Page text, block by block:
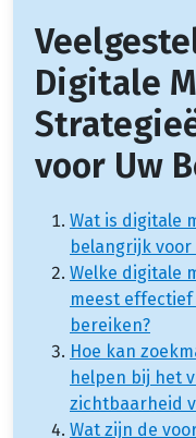
Digitale
voor Uw
Wat is digitale
belangrijk
Welke digitale
meest
bereiken?
Hoe kan
helpen bij het
zichtbaarheid
Wat zijn de